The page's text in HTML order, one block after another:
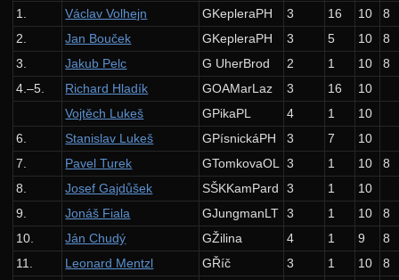
1.
Václav Volhejn GKepleraPH 3 16 10
8
2.
Jan Bouček GKepleraPH 3 5 10
8
3.
Jakub Pelc G UherBrod 2 1 10
8
4.–5.
Richard Hladík GOAMarLaz 3 16
10
Vojtěch Lukeš
GPikaPL 4 1
10
6.
Stanislav Lukeš GPísnickáPH 3 7
10
7.
Pavel Turek GTomkovaOL 3 1 10
8
8.
Josef Gajdůšek SŠKKamPard 3 1
10
9.
Jonáš Fiala GJungmanLT 3 1 10
8
10.
Ján Chudý GŽilina 4 1 9
8
11.
Leonard Mentzl GŘíč 3 1 10
8
37. ročník: 24/25
36. ročník: 23/24
35. ročník: 22/23
34. ročník: 21/22
33. ročník: 20/21
32. ročník: 19/20
31. ročník: 18/19
30. ročník: 17/18
29. ročník: 16/17